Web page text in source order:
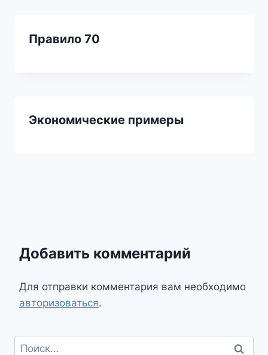
Правило 70
Экономические примеры
Добавить комментарий
Для отправки комментария вам необходимо
авторизоваться.
Найти: